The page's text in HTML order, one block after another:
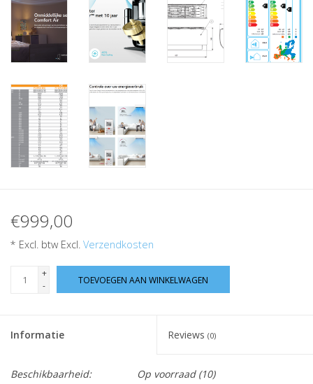
€999,00
* Excl. btw Excl. Verzendkosten
+
-
TOEVOEGEN AAN WINKELWAGEN
Informatie Reviews (0)
Beschikbaarheid: Op voorraad(10)